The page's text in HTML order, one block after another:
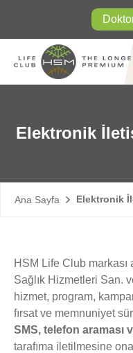
Elektronik
Ana Sayfa Elektronik
HSM Life Club markası
Sağlık Hizmetleri San.
hizmet, program,
fırsat ve memnuniyet
SMS, telefon araması
tarafıma iletilmesine